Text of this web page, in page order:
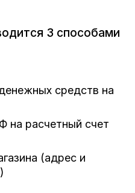
3 способами
средств на
на расчетный счет
(адрес и
)